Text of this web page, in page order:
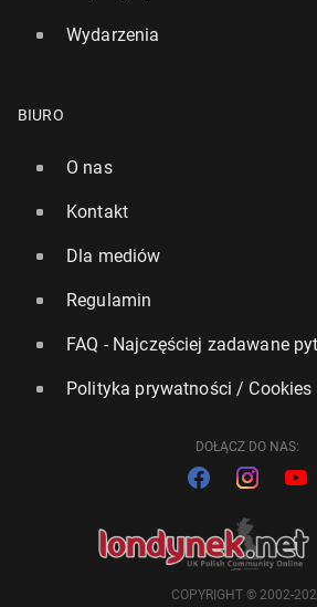
Wydarzenia
BIURO
O nas
Kontakt
Dla mediów
Regulamin
FAQ - Najczęściej zadawane
Polityka prywatności / Cookies
DOŁĄCZ DO NAS:
COPYRIGHT © 2002-